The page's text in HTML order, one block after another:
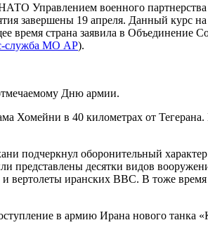
Управлением военного
завершены 19 апреля. Данный курс
время страна заявила в Объединение
служба МО АР).
Дню армии.
Хомейни в 40 километрах от
подчеркнул оборонительный
представлены десятки видов
иранских ВВС. В тоже
в армию Ирана нового танка